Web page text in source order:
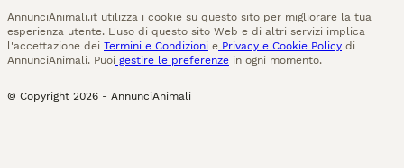
AnnunciAnimali.it utilizza i cookie su questo sito per migliorare la tua
esperienza utente. L'uso di questo sito Web e di altri servizi implica
l'accettazione dei Termini e Condizioni e Privacy e Cookie Policy di
AnnunciAnimali. Puoi gestire le preferenze in ogni momento.
© Copyright 2026 - AnnunciAnimali